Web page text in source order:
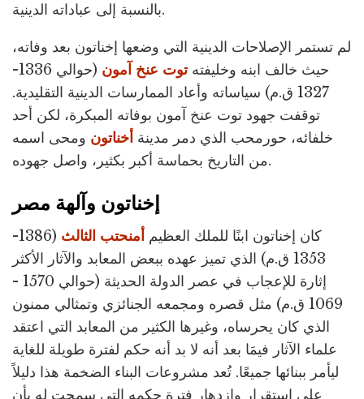
بالنسبة إلى عباداته الدينية.
لم تستمر الإصلاحات الدينية التي وضعها إخناتون بعد وفاته،
حيث خالف ابنه وخليفتهتوت عنخ آمون
(حوالي 1336-
1327 ق.م) سياساته وأعاد الممارسات الدينية التقليدية.
توقفت جهود توت عنخ آمون بوفاته المبكرة، لكن أحد
خلفائه، حورمحب الذي دمر مدينة أخناتون ومحى اسمه
من التاريخ بحماسة أكبر بكثير، واصل جهوده.
إخناتون وآلهة مصر
كان إخناتون ابنًا للملك العظيم أمنحتب الثالث
(1386-
1353 ق.م) الذي تميز عهده ببعض المعابد والآثار الأكثر
إثارة للإعجاب في عصر الدولة الحديثة (حوالي 1570 -
1069 ق.م) مثل قصره ومجمعه الجنائزي وتمثالي ممنون
الذي كان يحرساه، وغيرها الكثير من المعابد التي اعتقد
علماء الآثار فيمَا بعد أنه لا بد أنه حكم لفترة طويلة للغاية
ليأمر ببنائها جميعًا. تُعد مشروعات البناء الضخمة هذا دليلاً
على استقرار وازدهار فترة حكمه التي سمحت له بأن